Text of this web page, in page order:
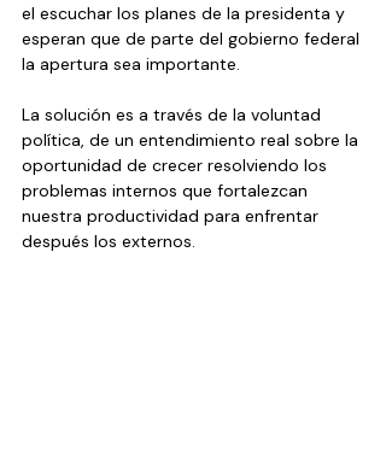
el escuchar los planes de la presidenta y
esperan que de parte del gobierno federal
la apertura sea importante.
La solución es a través de la voluntad
política, de un entendimiento real sobre la
oportunidad de crecer resolviendo los
problemas internos que fortalezcan
nuestra productividad para enfrentar
después los externos.